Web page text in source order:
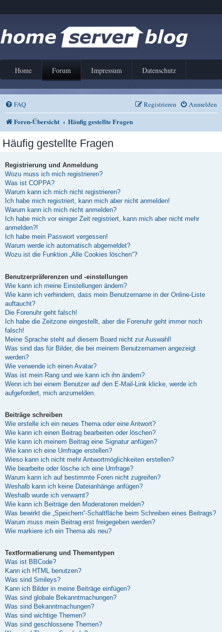
Home Forum Impressum Datenschutz
FAQ Anmelden
Registrieren
Foren-Übersicht Häufig gestellte Fragen
Häufig gestellte Fragen
Registrierung und Anmeldung
Wozu muss ich mich registrieren?
Was ist COPPA?
Warum kann ich mich nicht registrieren?
Ich habe mich registriert, kann mich aber nicht anmelden!
Warum kann ich mich nicht anmelden?
Ich habe mich vor einiger Zeit registriert, kann mich aber nicht mehr
anmelden?!
Ich habe mein Passwort vergessen!
Warum werde ich automatisch abgemeldet?
Wozu ist die Funktion „Alle Cookies löschen“?
Benutzerpräferenzen und -einstellungen
Wie kann ich meine Einstellungen ändern?
Wie kann ich verhindern, dass mein Benutzername in der Online-Liste
auftaucht?
Die Forenuhr geht falsch!
Ich habe die Zeitzone eingestellt, aber die Forenuhr geht immer noch
falsch!
Meine Sprache steht auf diesem Board nicht zur Auswahl!
Was sind das für Bilder, die bei meinem Benutzernamen angezeigt
werden?
Wie verwende ich einen Avatar?
Was ist mein Rang und wie kann ich ihn ändern?
Wenn ich bei einem Benutzer auf den E-Mail-Link klicke, werde ich
aufgefordert, mich anzumelden.
Beiträge schreiben
Wie erstelle ich ein neues Thema oder eine Antwort?
Wie kann ich einen Beitrag bearbeiten oder löschen?
Wie kann ich meinem Beitrag eine Signatur anfügen?
Wie kann ich eine Umfrage erstellen?
Wieso kann ich nicht mehr Antwortmöglichkeiten erstellen?
Wie bearbeite oder lösche ich eine Umfrage?
Warum kann ich auf bestimmte Foren nicht zugreifen?
Weshalb kann ich keine Dateianhänge anfügen?
Weshalb wurde ich verwarnt?
Wie kann ich Beiträge den Moderatoren melden?
Was bewirkt die „Speichern“-Schaltfläche beim Schreiben eines Beitrags?
Warum muss mein Beitrag erst freigegeben werden?
Wie markiere ich ein Thema als neu?
Textformatierung und Thementypen
Was ist BBCode?
Kann ich HTML benutzen?
Was sind Smileys?
Kann ich Bilder in meine Beiträge einfügen?
Was sind globale Bekanntmachungen?
Was sind Bekanntmachungen?
Was sind wichtige Themen?
Was sind geschlossene Themen?